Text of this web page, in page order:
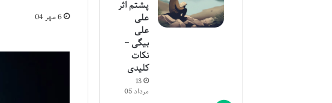
6 مهر 04
پشتم اثر
علی
علی
بیگی –
نکات
کلیدی
13
مرداد 05